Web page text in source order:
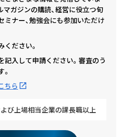
ガジンの購読、経営に役立つ旬
ミナー、勉強会にも参加いただけ
ださい。
記入して申請ください。審査のう
ちら
び上場相当企業の課長職以上